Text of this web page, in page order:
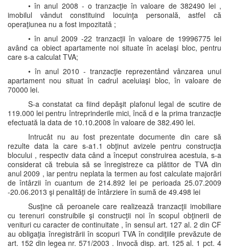
• în anul 2008 - o tranzacţie în valoare de 382490 lei ,
imobilul vândut constituind locuinţa personală, astfel că
operaţiunea nu a fost impozitată ;
• în anul 2009 -22 tranzacţii în valoare de 19996775 lei
având ca obiect apartamente noi situate în acelaşi bloc, pentru
care s-a calculat TVA;
• în anul 2010 - tranzacţie reprezentând vânzarea unui
apartament nou situat în cadrul aceluiaşi bloc, în valoare de
70000 lei.
S-a constatat ca fiind depăşit plafonul legal de scutire de
119.000 lei pentru întreprinderile mici, încă d e la prima tranzacţie
efectuată la data de 10.10.2008 în valoare de 382.490 lei.
Intrucât nu au fost prezentate documente din care să
rezulte data la care s-a1.1 obţinut avizele pentru construcţia
blocului , respectiv data când a început construirea acestuia, s-a
considerat că trebuia să se înregistreze ca plătitor de TVA din
anul 2009 , iar pentru neplata la termen au fost calculate majorări
de întârzii în cuantum de 214.892 lei pe perioada 25.07.2009
-20.06.2013 şi penalităţi de întârziere în sumă de 49.498 lei
Susţine că peroanele care realizează tranzacţii imobiliare
cu terenuri construibile şi construcţii noi în scopul obţinerii de
venituri cu caracter de continuitate , în sensul art. 127 al. 2 din CF
au obligaţia înregistrării în scopuri TVA în condiţiile prevăzute de
art. 152 din legea nr. 571/2003 . Invocă disp. art. 125 al. 1 pct. 4